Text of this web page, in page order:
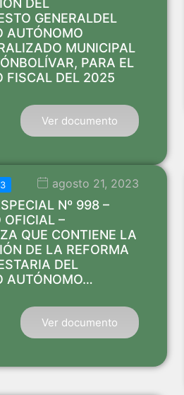
DEL
GENERALDEL
AUTÓNOMO
MUNICIPAL
PARA EL
FISCAL DEL 2025
Ver documento
agosto 21, 2023
Nº 998 –
OFICIAL –
QUE CONTIENE LA
DE LA REFORMA
DEL
AUTÓNOMO…
Ver documento